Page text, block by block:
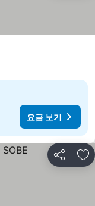
요금 보기
공유 즐